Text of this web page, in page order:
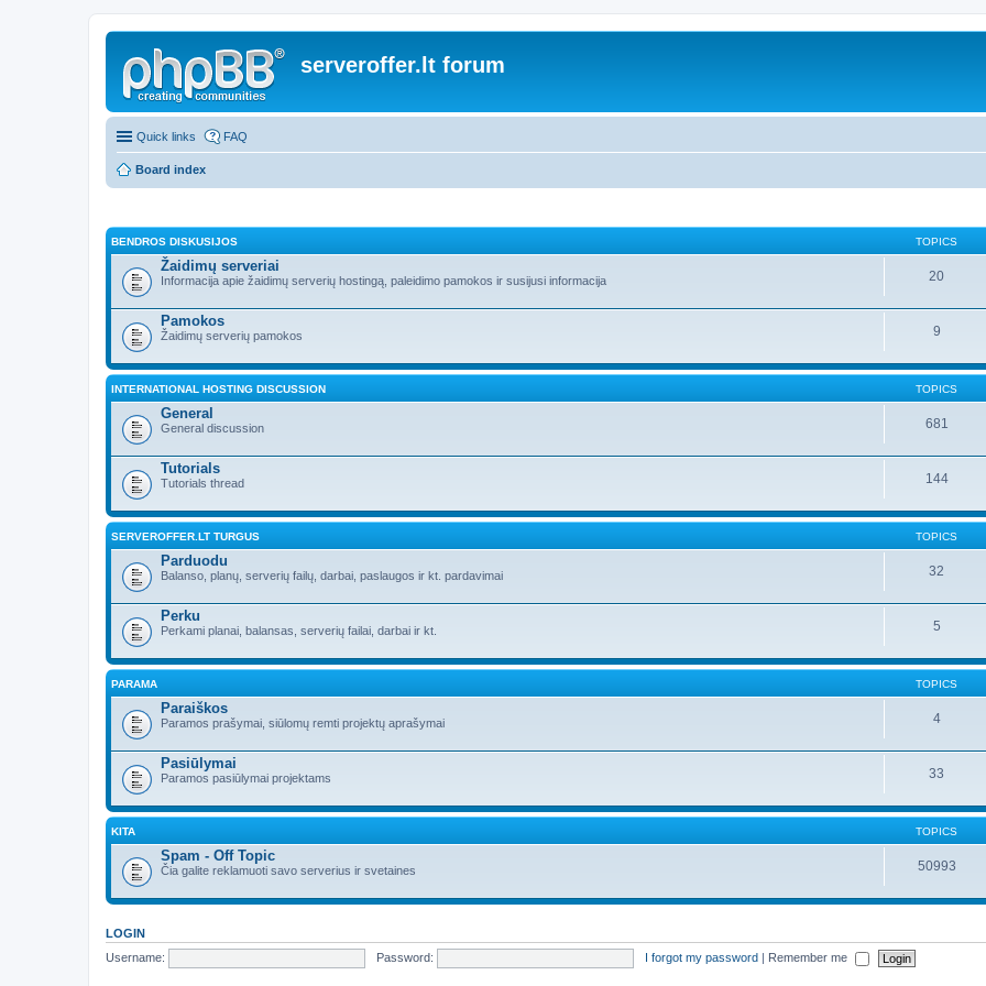
serveroffer.lt forum
Quick links FAQ
Board index
BENDROS DISKUSIJOS TOPICS
Žaidimų serveriai
Informacija apie žaidimų serverių hostingą, paleidimo pamokos ir susijusi informacija 20
Pamokos
Žaidimų serverių pamokos 9
INTERNATIONAL HOSTING DISCUSSION TOPICS
General
General discussion 681
Tutorials
Tutorials thread 144
SERVEROFFER.LT TURGUS TOPICS
Parduodu
Balanso, planų, serverių failų, darbai, paslaugos ir kt. pardavimai 32
Perku
Perkami planai, balansas, serverių failai, darbai ir kt. 5
PARAMA TOPICS
Paraiškos
Paramos prašymai, siūlomų remti projektų aprašymai 4
Pasiūlymai
Paramos pasiūlymai projektams 33
KITA TOPICS
Spam - Off Topic
Čia galite reklamuoti savo serverius ir svetaines 50993
LOGIN
Username:
Password: I forgot my password | Remember me